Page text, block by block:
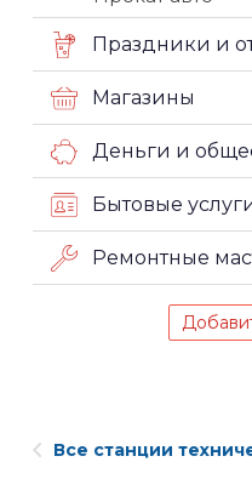
Праздники и
Магазины
Деньги и
Бытовые
Ремонтные
Все станции